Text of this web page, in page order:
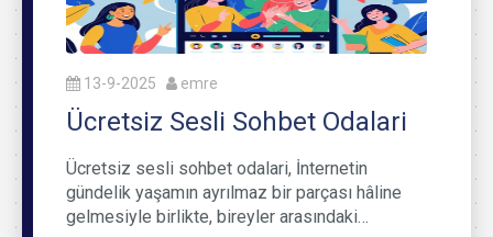
13-9-2025 emre
Ücretsiz Sesli Sohbet Odalari
Ücretsiz sesli sohbet odalari, İnternetin
gündelik yaşamın ayrılmaz bir parçası hâline
gelmesiyle birlikte, bireyler arasındaki…